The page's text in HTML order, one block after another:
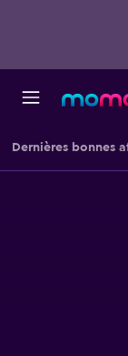
Dernières bonnes